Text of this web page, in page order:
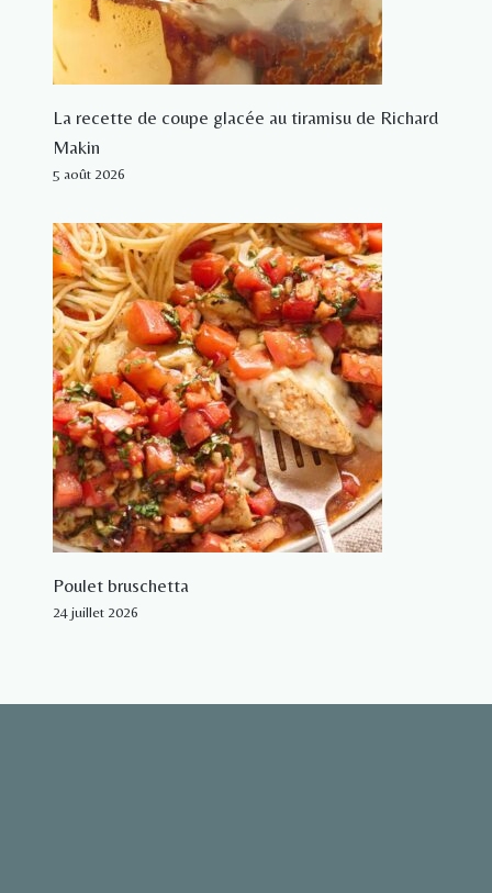
La recette de coupe glacée au tiramisu de Richard
Makin
5 août 2026
Poulet bruschetta
24 juillet 2026